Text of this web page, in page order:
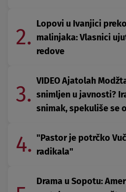
2.
Lopovi u Ivanjici
malinjaka: Vlasnici
redove
3.
VIDEO Ajatolah
snimljen u javnosti?
snimak, spekuliše se
4. "Pastor je potrčko
radikala"
Drama u Sopotu: